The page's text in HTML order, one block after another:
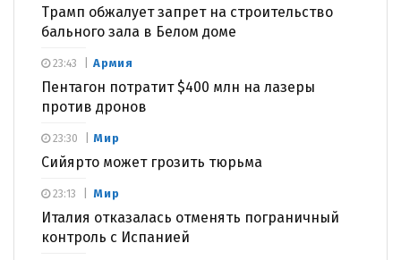
Трамп обжалует запрет на строительство
бального зала в Белом доме
Армия
Пентагон потратит $400 млн на лазеры
против дронов
23:43
Мир
Сийярто может грозить тюрьма
23:30
Мир
Италия отказалась отменять пограничный
контроль с Испанией
23:13